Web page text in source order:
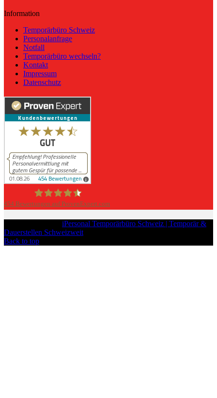
Information
Temporärbüro Schweiz
Personalanfrage
Notfall
Temporärbüro wechseln?
Kontakt
Impressum
Datenschutz
454 Bewertungen auf ProvenExpert.com
iPersonal Temporärbüro Schweiz | Temporär &
Dauerstellen Schweizweit
Back to top